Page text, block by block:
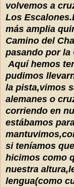
volvemos a
Los
más amplia
Camino del
pasando por la
Aquí hemos
pudimos
la pista,vimos
alemanes o
corriendo en
estábamos
si teníamos
hicimos como
nuestra
lengua(como